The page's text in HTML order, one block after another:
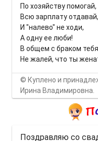
По хозяйству помогай,
Всю зарплату отдавай,
И "налево" не ходи,
А одну ее люби!
В общем с браком
Не жалей, что ты
© Куплено и
Ирина Владимировна.
Поздравляю со